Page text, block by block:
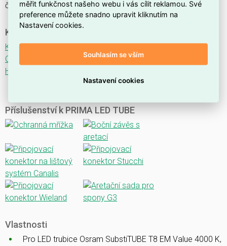
čirého polykarbonátu.
Ke stažení
Katalogový list
CE
HACCP
Příslušenství k PRIMA LED TUBE
Vlastnosti
Pro LED trubice Osram SubstiTUBE T8 EM Value 4000 K,
měřit funkčnost našeho webu i vás cílit reklamou. Své
preference můžete snadno upravit kliknutím na
Nastavení cookies.
Souhlasím se vším
Nastavení cookies